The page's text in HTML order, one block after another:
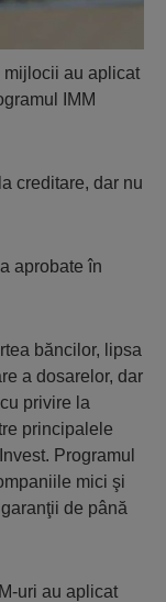
au aplicat
IMM
dar nu
în
băncilor, lipsa
a dosarelor, dar
privire la
principalele
Programul
mici şi
de până
uri au aplicat